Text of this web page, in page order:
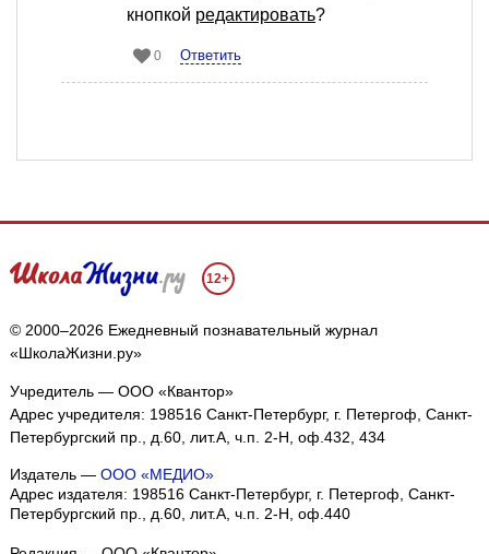
кнопкой редактировать?
0 Ответить
12+
© 2000–2026 Ежедневный познавательный журнал
«ШколаЖизни.ру»
Учредитель — ООО «Квантор»
Адрес учредителя: 198516 Санкт-Петербург, г. Петергоф, Санкт-
Петербургский пр., д.60, лит.А, ч.п. 2-Н, оф.432, 434
Издатель — ООО «МЕДИО»
Адрес издателя: 198516 Санкт-Петербург, г. Петергоф, Санкт-
Петербургский пр., д.60, лит.А, ч.п. 2-Н, оф.440